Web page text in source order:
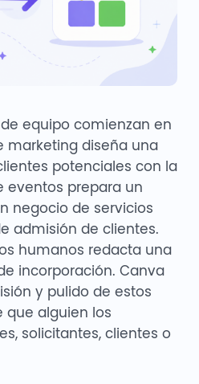
equipo comienzan en
marketing diseña una
potenciales con la
eventos prepara un
negocio de servicios
admisión de clientes.
humanos redacta una
incorporación. Canva
y pulido de estos
que alguien los
solicitantes, clientes o